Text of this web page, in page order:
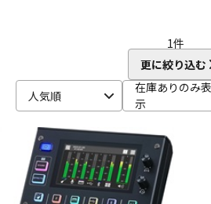
1件
更に絞り込む
人気順
在庫ありのみ表
示